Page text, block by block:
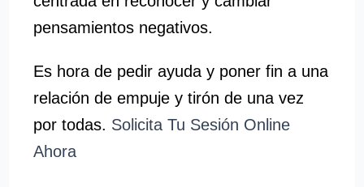
pensamientos negativos.
Es hora de pedir ayuda y poner fin a una
relación de empuje y tirón de una vez
por todas. Solicita Tu Sesión Online
Ahora